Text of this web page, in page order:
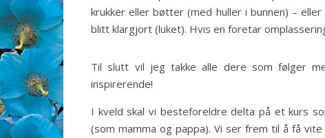
krukker eller bøtter (med huller i bunnen) –
blitt klargjort (luket). Hvis en foretar
Til slutt vil jeg takke alle dere som følger
inspirerende!
I kveld skal vi besteforeldre delta på et kurs
(som mamma og pappa). Vi ser frem til å få